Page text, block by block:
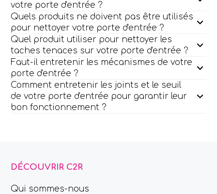
votre porte d'entrée ?
Quels produits ne doivent pas être utilisés
pour nettoyer votre porte d'entrée ?
Quel produit utiliser pour nettoyer les
taches tenaces sur votre porte d'entrée ?
Faut-il entretenir les mécanismes de votre
porte d'entrée ?
Comment entretenir les joints et le seuil
de votre porte d'entrée pour garantir leur
bon fonctionnement ?
DÉCOUVRIR C2R
Qui sommes-nous